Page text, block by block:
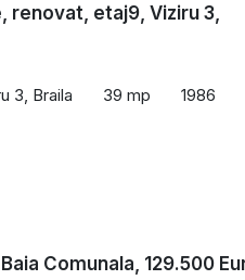
renovat, etaj9, Viziru 3,
3, Braila 39 mp 1986
Comunala, 129.500